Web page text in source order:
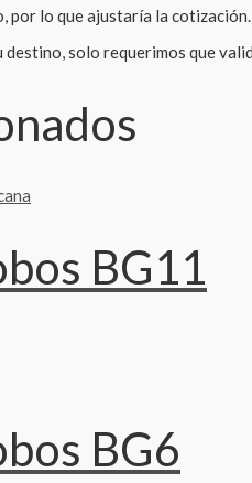
por lo que ajustaría la cotización.
solo requerimos que
BG11
BG6